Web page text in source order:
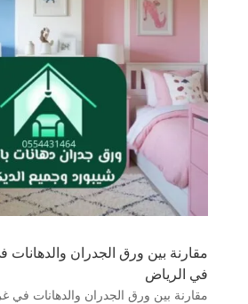
مقارنة بين ورق الجدران
في الرياض
مقارنة بين ورق الجدران والدهانات في